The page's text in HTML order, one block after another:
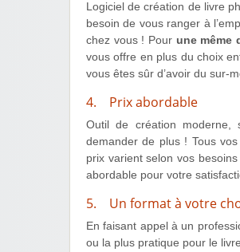
Logiciel de création de livre
besoin de vous ranger à
chez vous ! Pour une même
vous offre en plus du choix
vous êtes sûr d’avoir du sur-
4. Prix abordable
Outil de création moderne,
demander de plus ! Tous
prix varient selon vos
abordable pour votre
5. Un format à votre
En faisant appel à un
ou la plus pratique pour le